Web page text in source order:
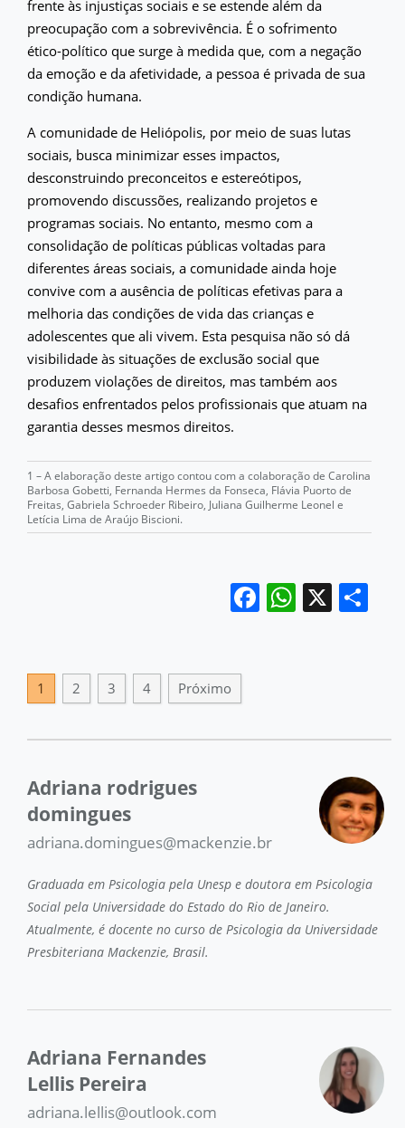
frente às injustiças sociais e se estende além da
preocupação com a sobrevivência. É o sofrimento
ético-político que surge à medida que, com a negação
da emoção e da afetividade, a pessoa é privada de sua
condição humana.
A comunidade de Heliópolis, por meio de suas lutas
sociais, busca minimizar esses impactos,
desconstruindo preconceitos e estereótipos,
promovendo discussões, realizando projetos e
programas sociais. No entanto, mesmo com a
consolidação de políticas públicas voltadas para
diferentes áreas sociais, a comunidade ainda hoje
convive com a ausência de políticas efetivas para a
melhoria das condições de vida das crianças e
adolescentes que ali vivem. Esta pesquisa não só dá
visibilidade às situações de exclusão social que
produzem violações de direitos, mas também aos
desafios enfrentados pelos profissionais que atuam na
garantia desses mesmos direitos.
1 – A elaboração deste artigo contou com a colaboração de Carolina
Barbosa Gobetti, Fernanda Hermes da Fonseca, Flávia Puorto de
Freitas, Gabriela Schroeder Ribeiro, Juliana Guilherme Leonel e
Letícia Lima de Araújo Biscioni.
Facebook
X
1 2 3 4 Próximo
Adriana rodrigues
domingues
adriana.domingues@mackenzie.br
Graduada em Psicologia pela Unesp e doutora em Psicologia
Social pela Universidade do Estado do Rio de Janeiro.
Atualmente, é docente no curso de Psicologia da Universidade
Presbiteriana Mackenzie, Brasil.
Adriana Fernandes
Lellis Pereira
adriana.lellis@outlook.com